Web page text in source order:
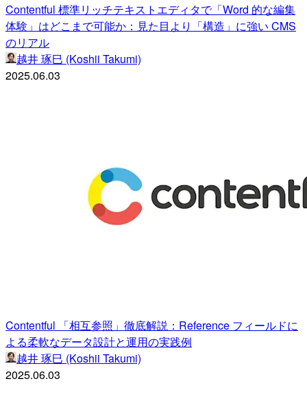
Contentful 標準リッチテキストエディタで「Word 的な編集
体験」はどこまで可能か：見た目より「構造」に強い CMS
のリアル
越井 琢巳 (Koshii Takumi)
2025.06.03
Contentful 「相互参照」徹底解説：Reference フィールドに
よる柔軟なデータ設計と運用の実践例
越井 琢巳 (Koshii Takumi)
2025.06.03